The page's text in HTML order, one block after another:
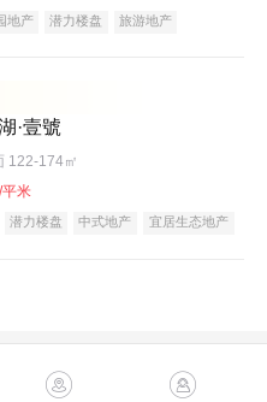
地产 潜力楼盘
旅游地产
·壹號
122-174㎡
米
潜力楼盘 中式地产 宜居生态地产